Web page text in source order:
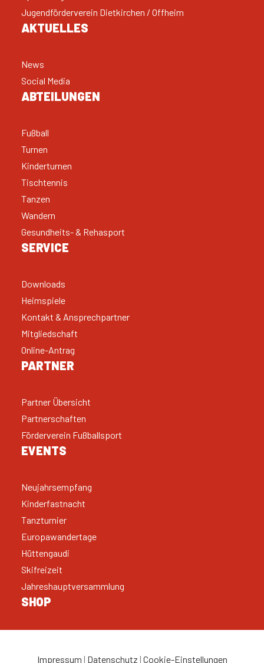
Jugendförderverein Dietkirchen / Offheim
AKTUELLES
News
Social Media
ABTEILUNGEN
Fußball
Turnen
Kinderturnen
Tischtennis
Tanzen
Wandern
Gesundheits- & Rehasport
SERVICE
Downloads
Heimspiele
Kontakt & Ansprechpartner
Mitgliedschaft
Online-Antrag
PARTNER
Partner Übersicht
Partnerschaften
Förderverein Fußballsport
EVENTS
Neujahrsempfang
Kinderfastnacht
Tanzturnier
Europawandertage
Hüttengaudi
Skifreizeit
Jahreshauptversammlung
SHOP
Impressum | Datenschutz | Cookie-Einstellungen